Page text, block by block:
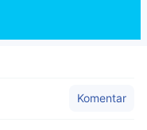
Komentar